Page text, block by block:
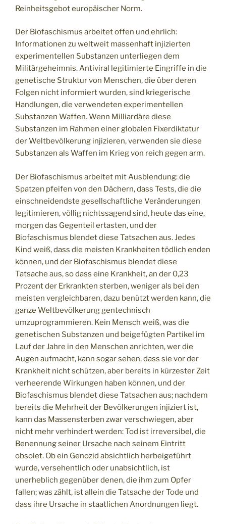
Reinheitsgebot europäischer Norm.
Der Biofaschismus arbeitet offen und ehrlich:
Informationen zu weltweit massenhaft injizierten
experimentellen Substanzen unterliegen dem
Militärgeheimnis. Antiviral legitimierte Eingriffe in die
genetische Struktur von Menschen, die über deren
Folgen nicht informiert wurden, sind kriegerische
Handlungen, die verwendeten experimentellen
Substanzen Waffen. Wenn Milliardäre diese
Substanzen im Rahmen einer globalen Fixerdiktatur
der Weltbevölkerung injizieren, verwenden sie diese
Substanzen als Waffen im Krieg von reich gegen arm.
Der Biofaschismus arbeitet mit Ausblendung: die
Spatzen pfeifen von den Dächern, dass Tests, die die
einschneidendste gesellschaftliche Veränderungen
legitimieren, völlig nichtssagend sind, heute das eine,
morgen das Gegenteil ertasten, und der
Biofaschismus blendet diese Tatsachen aus. Jedes
Kind weiß, dass die meisten Krankheiten tödlich enden
können, und der Biofaschismus blendet diese
Tatsache aus, so dass eine Krankheit, an der 0,23
Prozent der Erkrankten sterben, weniger als bei den
meisten vergleichbaren, dazu benützt werden kann, die
ganze Weltbevölkerung gentechnisch
umzuprogrammieren. Kein Mensch weiß, was die
genetischen Substanzen und beigefügten Partikel im
Lauf der Jahre in den Menschen anrichten, wer die
Augen aufmacht, kann sogar sehen, dass sie vor der
Krankheit nicht schützen, aber bereits in kürzester Zeit
verheerende Wirkungen haben können, und der
Biofaschismus blendet diese Tatsachen aus; nachdem
bereits die Mehrheit der Bevölkerungen injiziert ist,
kann das Massensterben zwar verschwiegen, aber
nicht mehr verhindert werden: Tod ist irreversibel, die
Benennung seiner Ursache nach seinem Eintritt
obsolet. Ob ein Genozid absichtlich herbeigeführt
wurde, versehentlich oder unabsichtlich, ist
unerheblich gegenüber denen, die ihm zum Opfer
fallen; was zählt, ist allein die Tatsache der Tode und
dass ihre Ursache in staatlichen Anordnungen liegt.